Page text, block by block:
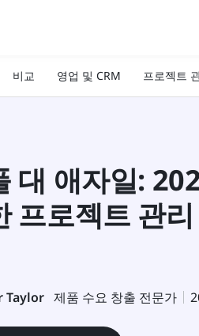
비교 영업 및 CRM 프로젝트
대 애자일:
프로젝트 관
Taylor 제품 수요 창출 전문가